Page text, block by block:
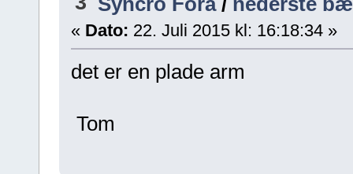
« Dato: 22. Juli 2015 kl: 16:18:34 »
det er en plade arm
Tom